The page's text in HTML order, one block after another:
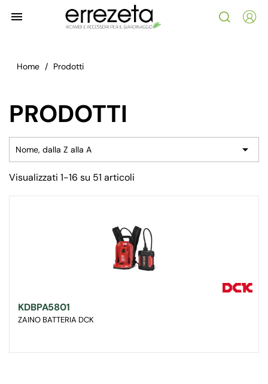

Home Prodotti
PRODOTTI
Nome, dalla Z alla A 
Visualizzati 1-16 su 51 articoli
KDBPA5801
ZAINO BATTERIA DCK